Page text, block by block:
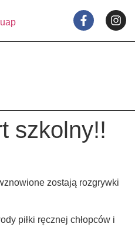
szkolny!!
zostają rozgrywki
piłki ręcznej chłopców i